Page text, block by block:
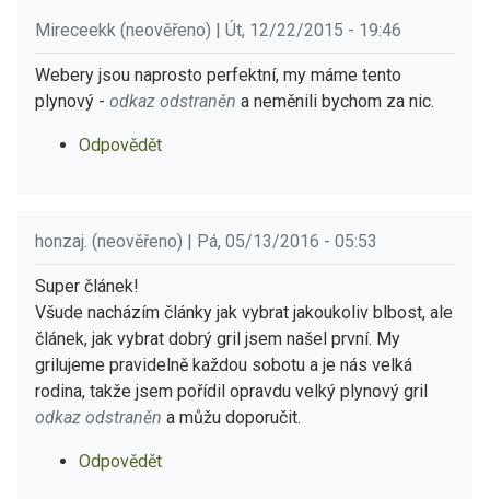
Mireceekk (neověřeno) | Út, 12/22/2015 - 19:46
Webery jsou naprosto perfektní, my máme tento
plynový - odkaz odstraněn a neměnili bychom za nic.
Odpovědět
honzaj. (neověřeno) | Pá, 05/13/2016 - 05:53
Super článek!
Všude nacházím články jak vybrat jakoukoliv blbost, ale
článek, jak vybrat dobrý gril jsem našel první. My
grilujeme pravidelně každou sobotu a je nás velká
rodina, takže jsem pořídil opravdu velký plynový gril
odkaz odstraněn a můžu doporučit.
Odpovědět